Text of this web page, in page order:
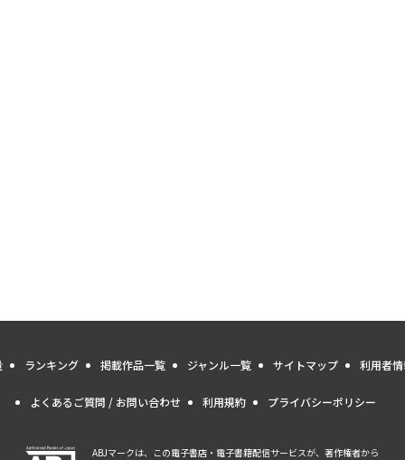
ランキング 掲載作品一覧 ジャンル一覧 サイトマップ 利用者
よくあるご質問 / お問い合わせ 利用規約 プライバシーポリシー
ABJマークは、この電子書店・電子書籍配信サービスが、著作権者から